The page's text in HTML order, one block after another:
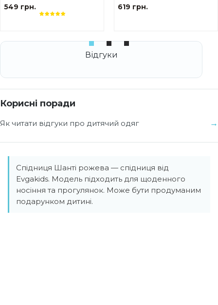
549 грн. 619 грн.
Корисні поради
Як читати відгуки про дитячий одяг
Спідниця Шанті рожева — спідниця від
Evgakids. Модель підходить для щоденного
носіння та прогулянок. Може бути продуманим
подарунком дитині.